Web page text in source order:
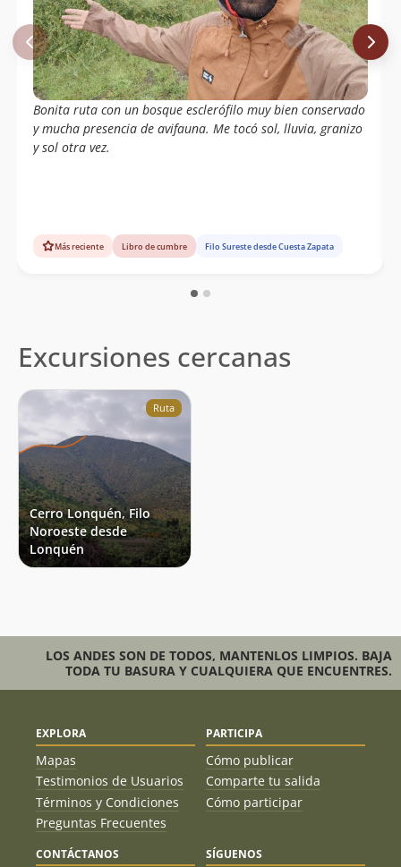
Bonita ruta con un bosque esclerófilo muy bien conservado
y mucha presencia de avifauna. Me tocó sol, lluvia, granizo
y sol otra vez.
Más reciente Libro de cumbre Filo Sureste desde Cuesta Zapata
Excursiones cercanas
Ruta
Cerro Lonquén, Filo
Noroeste desde
Lonquén
LOS ANDES SON DE TODOS, MANTENLOS LIMPIOS. BAJA
TODA TU BASURA Y CUALQUIERA QUE ENCUENTRES.
EXPLORA
Mapas
Testimonios de Usuarios
Términos y Condiciones
Preguntas Frecuentes
PARTICIPA
Cómo publicar
Comparte tu salida
Cómo participar
CONTÁCTANOS SÍGUENOS